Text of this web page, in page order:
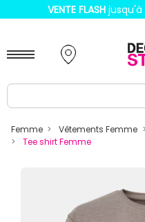
VENTE FLASH jusqu'à
Femme Vêtements Femme
Tee shirt Femme